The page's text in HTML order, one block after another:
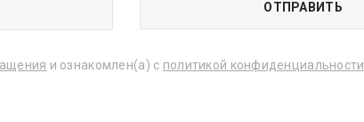
и ознакомлен(а) с политикой конфиденциальности